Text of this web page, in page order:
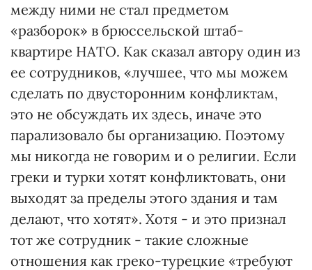
между ними не стал предметом
«разборок» в брюссельской штаб-
квартире НАТО. Как сказал автору один из
ее сотрудников, «лучшее, что мы можем
сделать по двусторонним конфликтам,
это не обсуждать их здесь, иначе это
парализовало бы организацию. Поэтому
мы никогда не говорим и о религии. Если
греки и турки хотят конфликтовать, они
выходят за пределы этого здания и там
делают, что хотят». Хотя - и это признал
тот же сотрудник - такие сложные
отношения как греко-турецкие «требуют